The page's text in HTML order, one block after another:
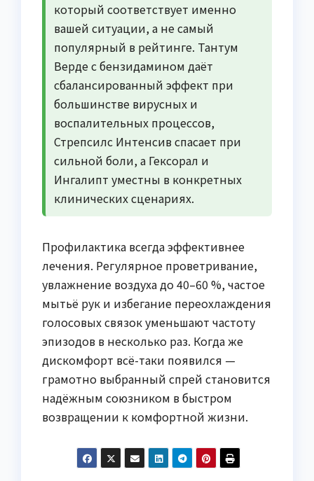
который соответствует именно
вашей ситуации, а не самый
популярный в рейтинге. Тантум
Верде с бензидамином даёт
сбалансированный эффект при
большинстве вирусных и
воспалительных процессов,
Стрепсилс Интенсив спасает при
сильной боли, а Гексорал и
Ингалипт уместны в конкретных
клинических сценариях.
Профилактика всегда эффективнее
лечения. Регулярное проветривание,
увлажнение воздуха до 40–60 %, частое
мытьё рук и избегание переохлаждения
голосовых связок уменьшают частоту
эпизодов в несколько раз. Когда же
дискомфорт всё-таки появился —
грамотно выбранный спрей становится
надёжным союзником в быстром
возвращении к комфортной жизни.